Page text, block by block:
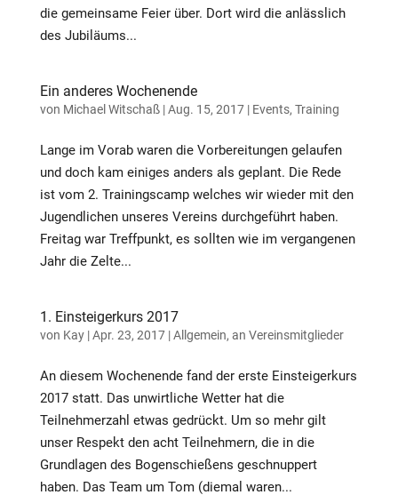
die gemeinsame Feier über. Dort wird die anlässlich
des Jubiläums...
Ein anderes Wochenende
von Michael Witschaß|Aug. 15, 2017| Events, Training
Lange im Vorab waren die Vorbereitungen gelaufen
und doch kam einiges anders als geplant. Die Rede
ist vom 2. Trainingscamp welches wir wieder mit den
Jugendlichen unseres Vereins durchgeführt haben.
Freitag war Treffpunkt, es sollten wie im vergangenen
Jahr die Zelte...
1. Einsteigerkurs 2017
von Kay|Apr. 23, 2017|Allgemein, an Vereinsmitglieder
An diesem Wochenende fand der erste Einsteigerkurs
2017 statt. Das unwirtliche Wetter hat die
Teilnehmerzahl etwas gedrückt. Um so mehr gilt
unser Respekt den acht Teilnehmern, die in die
Grundlagen des Bogenschießens geschnuppert
haben. Das Team um Tom (diemal waren...